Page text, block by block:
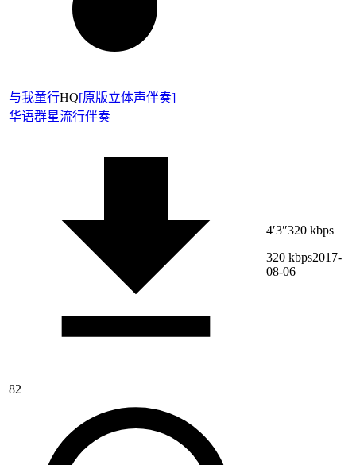
与我童行HQ[原版立体声伴奏]
华语群星流行伴奏
82
4′3″320 kbps
320 kbps2017-
08-06